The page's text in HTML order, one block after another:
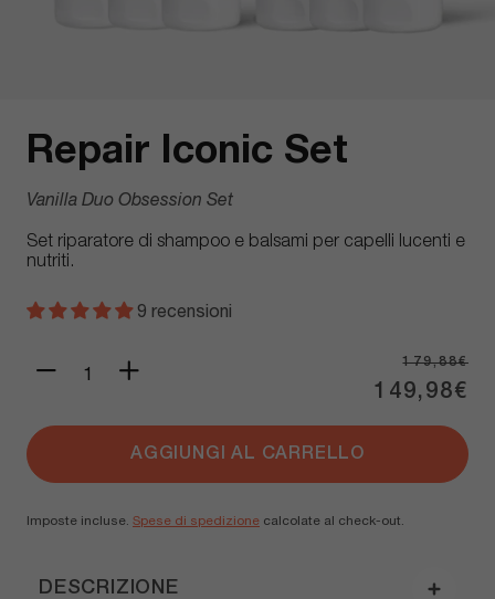
Repair Iconic Set
Vanilla Duo Obsession Set
Set riparatore di shampoo e balsami per capelli lucenti e
nutriti.
9 recensioni
Diminuisci quantità per
Aumenta quantità
Prezzo di listino179,88€
Prezzo scontato
149,98€
AGGIUNGI AL CARRELLO
Imposte incluse. Spese di spedizione calcolate al check-out.
DESCRIZIONE